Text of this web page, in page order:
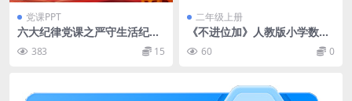
党课PPT
六大纪律党课之严守生活纪律
融入日常抓在经常PPT课件
383 15
二年级上册
《不进位加》人教版小学数学
60 0